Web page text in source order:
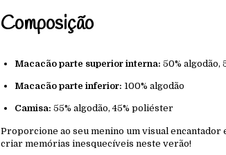
Composição
Macacão parte superior interna: 50% algodão,
Macacão parte inferior: 100% algodão
Camisa: 55% algodão, 45% poliéster
Proporcione ao seu menino um visual encantador
criar memórias inesquecíveis neste verão!